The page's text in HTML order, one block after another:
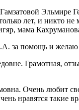
Эльмире
лет, и никто
мама
за помощь и
Грамотная,
Очень
нравятся